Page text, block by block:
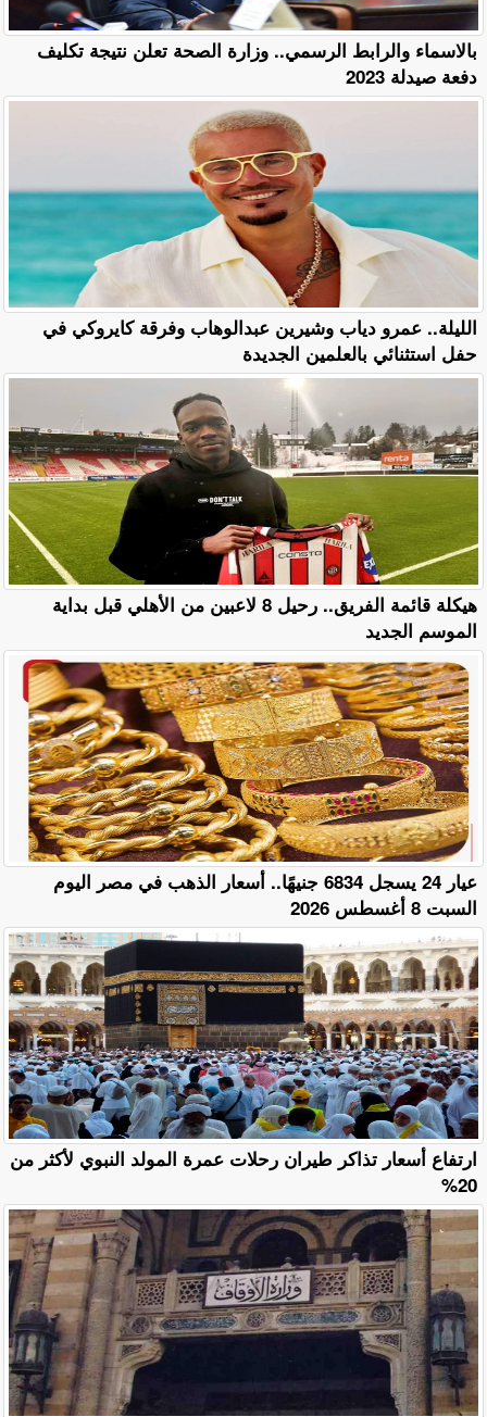
بالاسماء والرابط الرسمي.. وزارة الصحة تعلن نتيجة تكليف
دفعة صيدلة 2023
الليلة.. عمرو دياب وشيرين عبدالوهاب وفرقة كايروكي في
حفل استثنائي بالعلمين الجديدة
هيكلة قائمة الفريق.. رحيل 8 لاعبين من الأهلي قبل بداية
الموسم الجديد
عيار 24 يسجل 6834 جنيهًا.. أسعار الذهب في مصر اليوم
السبت 8 أغسطس 2026
ارتفاع أسعار تذاكر طيران رحلات عمرة المولد النبوي لأكثر من
20%